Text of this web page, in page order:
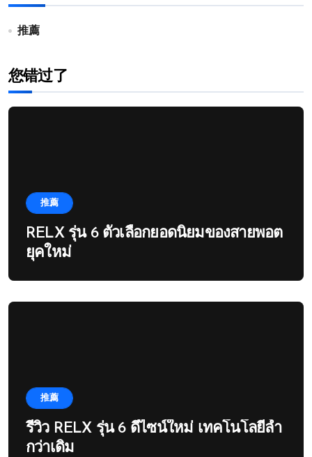
推薦
您错过了
推薦
RELX รุ่น 6 ตัวเลือกยอดนิยมของสายพอต
ยุคใหม่
推薦
รีวิว RELX รุ่น 6 ดีไซน์ใหม่ เทคโนโลยีล้ำ
กว่าเดิม